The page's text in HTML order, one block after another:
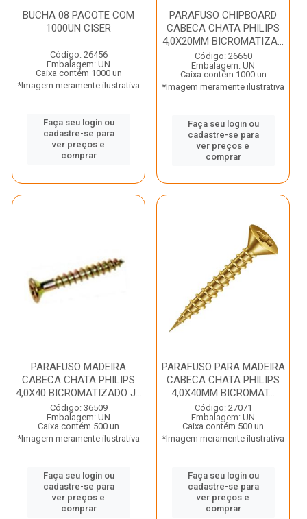
BUCHA 08 PACOTE COM
1000UN CISER
Código: 26456
Embalagem: UN
Caixa contém 1000 un
*Imagem meramente ilustrativa
Faça seu login ou
cadastre-se para
ver preços e
comprar
PARAFUSO CHIPBOARD
CABECA CHATA PHILIPS
4,0X20MM BICROMATIZA...
Código: 26650
Embalagem: UN
Caixa contém 1000 un
*Imagem meramente ilustrativa
Faça seu login ou
cadastre-se para
ver preços e
comprar
PARAFUSO MADEIRA
CABECA CHATA PHILIPS
4,0X40 BICROMATIZADO J...
Código: 36509
Embalagem: UN
Caixa contém 500 un
*Imagem meramente ilustrativa
Faça seu login ou
cadastre-se para
ver preços e
comprar
PARAFUSO PARA MADEIRA
CABECA CHATA PHILIPS
4,0X40MM BICROMAT...
Código: 27071
Embalagem: UN
Caixa contém 500 un
*Imagem meramente ilustrativa
Faça seu login ou
cadastre-se para
ver preços e
comprar